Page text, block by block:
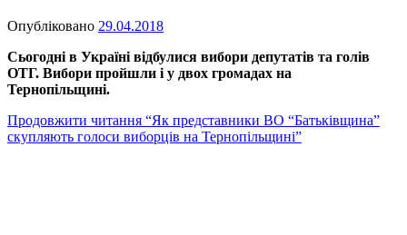
Опубліковано 29.04.2018
Сьогодні в Україні відбулися вибори депутатів та голів
ОТГ. Вибори пройшли і у двох громадах на
Тернопільщині.
Продовжити читання “Як представники ВО “Батьківщина”
скупляють голоси виборців на Тернопільщині”